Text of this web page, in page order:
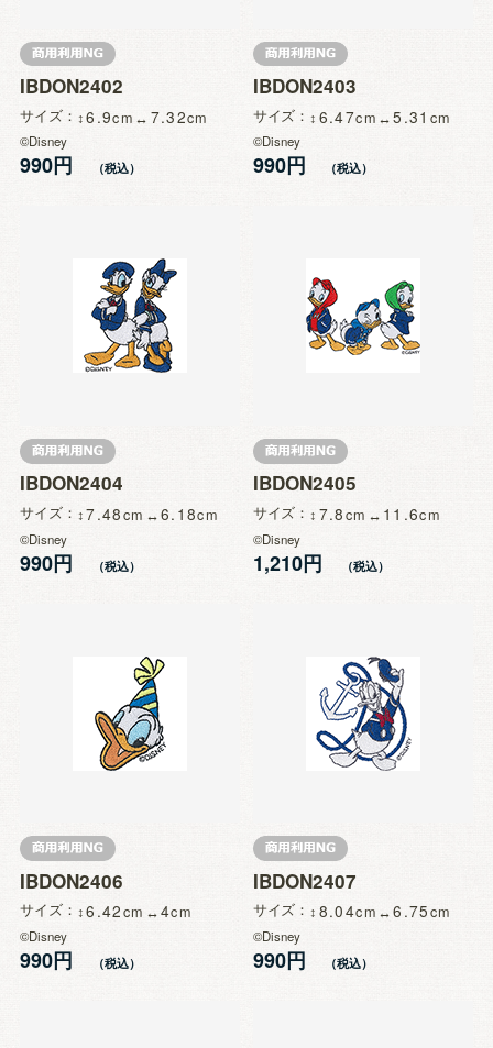
IBDON2402
サイズ 6.9 7.32
©Disney
990円
IBDON2403
サイズ 6.47 5.31
©Disney
990円
IBDON2404
サイズ 7.48 6.18
©Disney
990円
IBDON2405
サイズ 7.8 11.6
©Disney
1,210円
IBDON2406
サイズ 6.42 4
©Disney
990円
IBDON2407
サイズ 8.04 6.75
©Disney
990円